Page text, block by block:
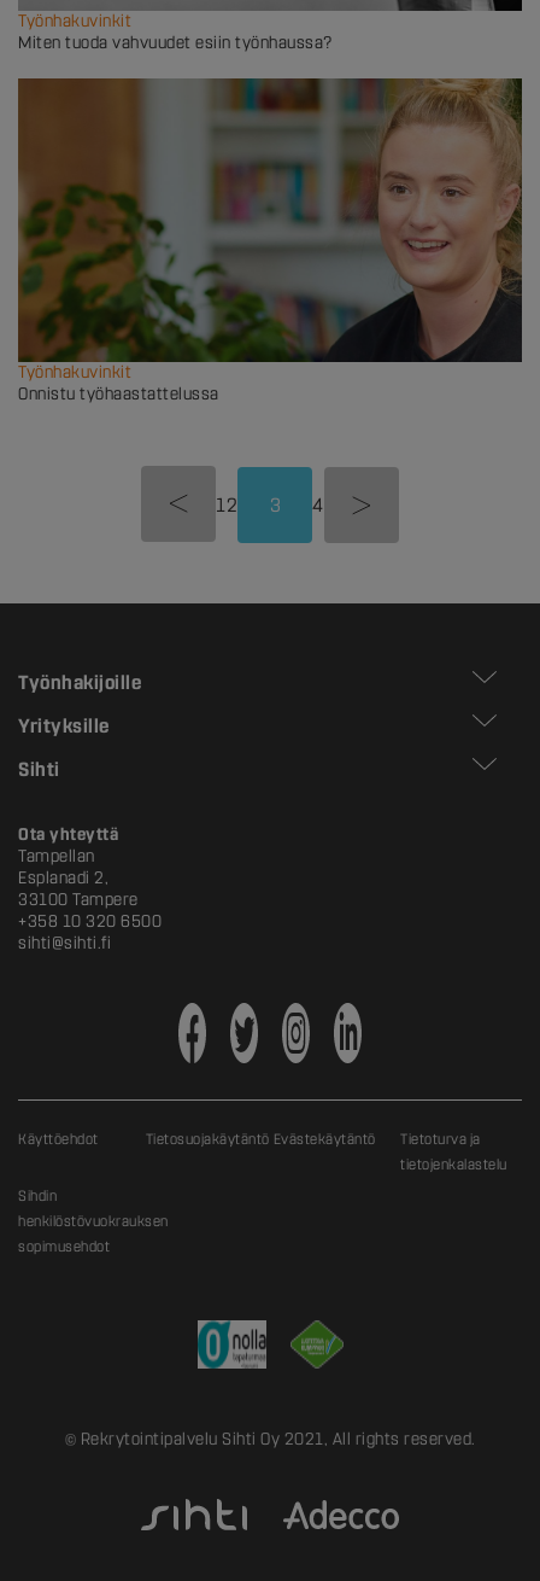
Työnhakuvinkit
Miten tuoda vahvuudet esiin työnhaussa?
Työnhakuvinkit
Onnistu työhaastattelussa
1 2 3 4
Työnhakijoille
Yrityksille
Sihti
Ota yhteyttä
Tampellan
Esplanadi 2,
33100 Tampere
+358 10 320 6500
sihti@sihti.fi
Käyttöehdot Tietosuojakäytäntö Evästekäytäntö
Tietoturva ja
tietojenkalastelu
Sihdin
henkilöstövuokrauksen
sopimusehdot
© Rekrytointipalvelu Sihti Oy 2021, All rights reserved.